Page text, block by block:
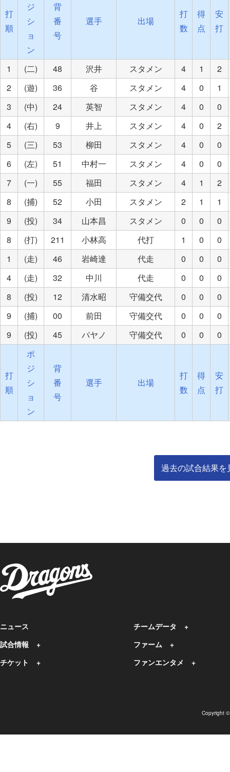
打
順
ジ
シ
ョ
ン
背
番
号
選手 出場
打
数
得
点
安
打
1 (二) 48 沢井 スタメン 4 1
2
2
(遊) 36 谷 スタメン 4 0
1
3
(中) 24 英智 スタメン 4 0
0
4
(右) 9 井上 スタメン 4 0
2
5
(三) 53 柳田 スタメン 4 0
0
6
(左) 51 中村一 スタメン 4 0
0
7
(一) 55 福田 スタメン 4 1
2
8
(捕) 52 小田 スタメン 2 1
1
9
(投) 34 山本昌 スタメン 0 0
0
8
(打) 211 小林高 代打 1 0
0
1
(走) 46 岩崎達 代走 0 0
0
4
(走) 32 中川 代走 0 0
0
8
(投) 12 清水昭 守備交代 0 0
0
9
(捕) 00 前田 守備交代 0 0
0
9
(投) 45 パヤノ 守備交代 0 0 0
打
順
ポ
ジ
シ
ョ
ン
背
番
号
選手 出場
打
数
得
点
安
打
過去の試合結果
ニュース
試合情報
チケット
チームデータ
ファーム
ファンエンタメ
Copyright